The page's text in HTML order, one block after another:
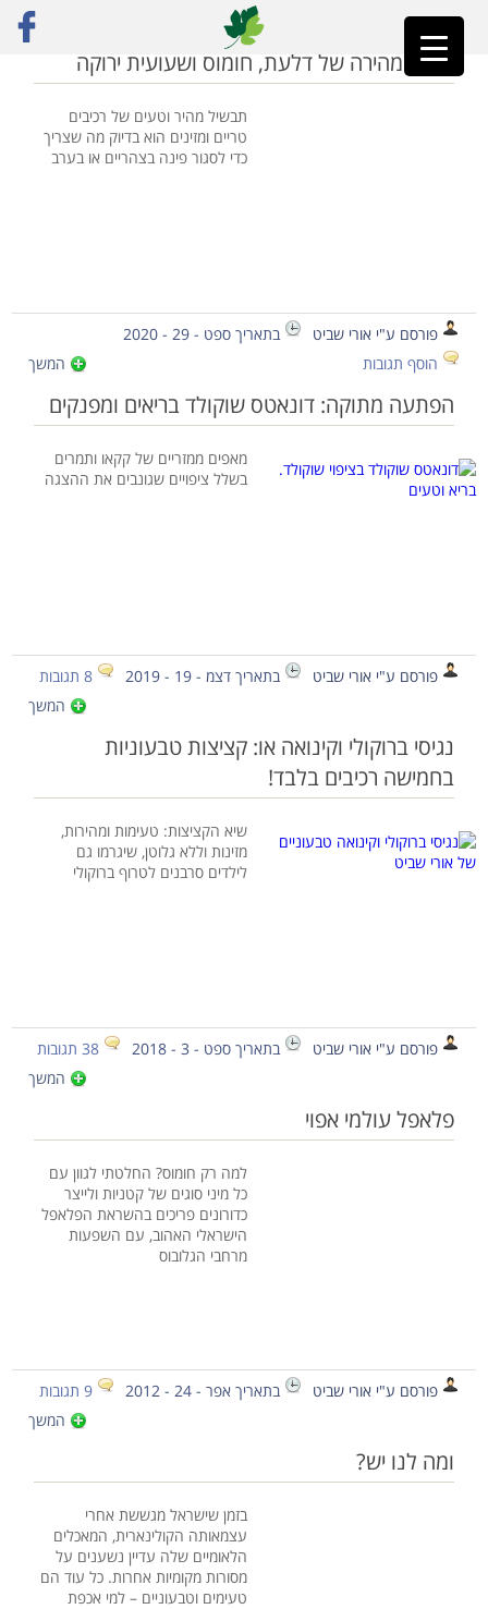
ראשי»בריא
קדרה מהירה של דלעת, חומוס ושעועית ירוקה
תבשיל מהיר וטעים של רכיבים
טריים ומזינים הוא בדיוק מה שצריך
כדי לסגור פינה בצהריים או בערב
פורסם ע"י אורי שביט
בתאריך ספט - 29 - 2020
הוסף תגובות
המשך
הפתעה מתוקה: דונאטס שוקולד בריאים ומפנקים
מאפים ממזריים של קקאו ותמרים
בשלל ציפויים שגונבים את ההצגה
פורסם ע"י אורי שביט בתאריך דצמ - 19 - 2019
8 תגובות
המשך
נגיסי ברוקולי וקינואה או: קציצות טבעוניות
בחמישה רכיבים בלבד!
שיא הקציצות: טעימות ומהירות,
מזינות וללא גלוטן, שיגרמו גם
לילדים סרבנים לטרוף ברוקולי
פורסם ע"י אורי שביט בתאריך ספט - 3 - 2018
38 תגובות
המשך
פלאפל עולמי אפוי
למה רק חומוס? החלטתי לגוון עם
כל מיני סוגים של קטניות ולייצר
כדורונים פריכים בהשראת הפלאפל
הישראלי האהוב, עם השפעות
מרחבי הגלובוס
פורסם ע"י אורי שביט בתאריך אפר - 24 - 2012
9 תגובות
המשך
ומה לנו יש?
בזמן שישראל מגששת אחרי
עצמאותה הקולינארית, המאכלים
הלאומיים שלה עדיין נשענים על
מסורות מקומיות אחרות. כל עוד הם
טעימים וטבעוניים – למי אכפת